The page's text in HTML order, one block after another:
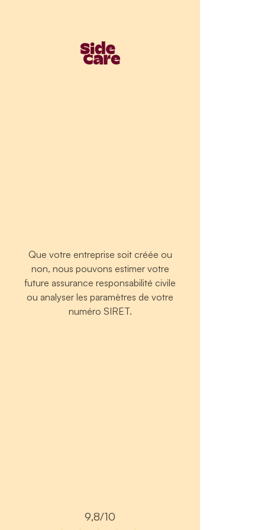
Que votre entreprise soit créée ou
non, nous pouvons estimer votre
future assurance responsabilité civile
ou analyser les paramètres de votre
numéro SIRET.
9,8/10